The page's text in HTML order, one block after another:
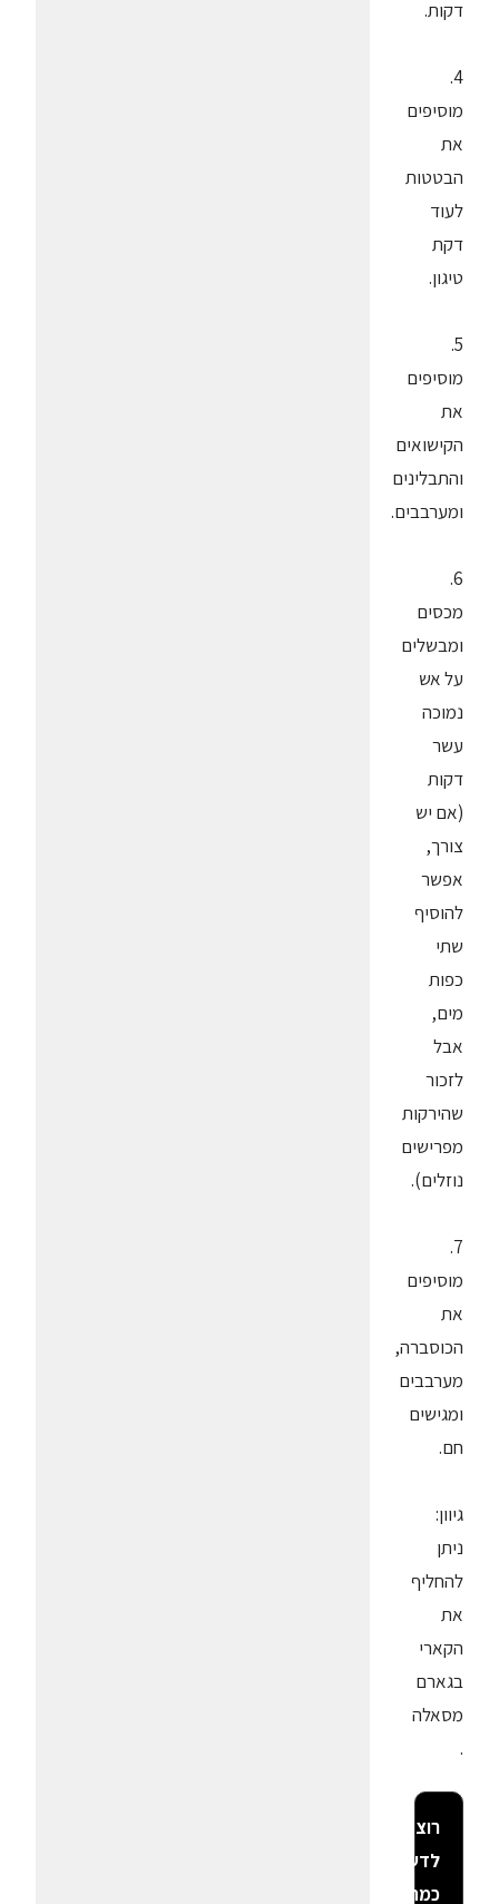
דקות.
4.
מוסיפים
את
הבטטות
לעוד
דקת
טיגון.
5.
מוסיפים
את
הקישואים
והתבלינים
ומערבבים.
6.
מכסים
ומבשלים
על אש
נמוכה
עשר
דקות
(אם יש
צורך,
אפשר
להוסיף
שתי
כפות
מים,
אבל
לזכור
שהירקות
מפרישים
נוזלים).
7.
מוסיפים
את
הכוסברה,
מערבבים
ומגישים
חם.
גיוון:
ניתן
להחליף
את
הקארי
בגארם
מסאלה
.
רוצה
לדעת
כמה